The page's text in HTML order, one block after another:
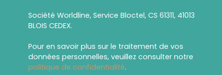
Société Worldline, Service Bloctel, CS 61311, 41013
BLOIS CEDEX.
Pour en savoir plus sur le traitement de vos
données personnelles, veuillez consulter notre
politique de confidentialité.